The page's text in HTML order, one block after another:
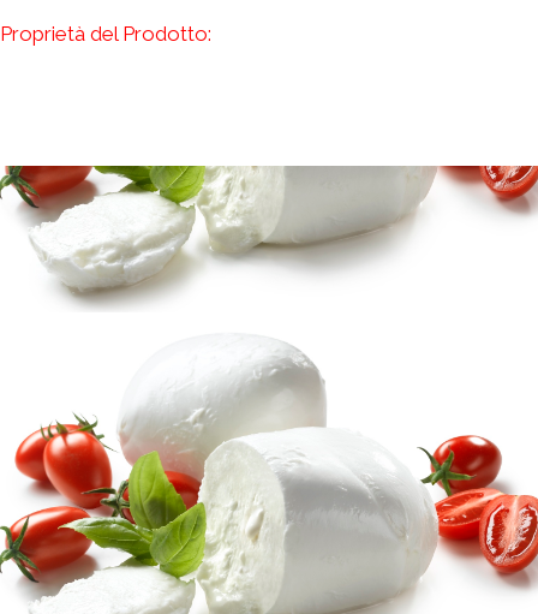
Proprietà del Prodotto: